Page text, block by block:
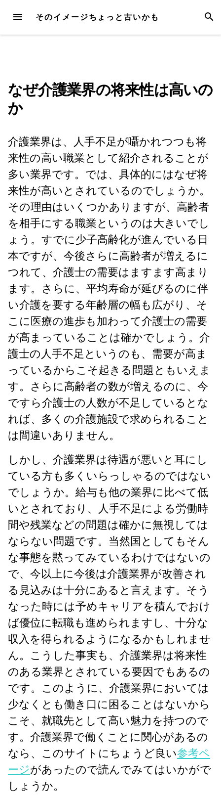
content
MENU そのイメージちょっと古いかも
なぜ介護業界の将来性は高いの
か
介護業界は、人手不足が囁かれつつも将
来性の高い職業として紹介されることが
多い業界です。では、具体的にはなぜ将
来性が高いとされているのでしょうか。
その理由はいくつかありますが、高齢者
を相手にする職業というのは大きいでし
ょう。すでに少子高齢化が進んでいる日
本ですが、今後さらに高齢者が増えるに
つれて、介護士の需要はますます高まり
ます。さらに、平均寿命が延びるのに伴
い介護を要する年齢層の幅も広がり、そ
こに医療の進歩も加わって介護士の需要
が高まっていることは確かでしょう。介
護士の人手不足というのも、需要が高ま
っているからこそ起きる問題ともいえま
す。さらに高齢者の数が増えるのに、今
ですら介護士の人数が不足しているとな
れば、多くの介護施設で求められること
は間違いありません。
しかし、介護業界は待遇が悪いと耳にし
ている方も多くいらっしゃるのではない
でしょうか。給与も他の業界に比べて低
いとされており、人手不足による労働時
間や残業などの問題は確かに無視しては
ならない問題です。当然国としてもそん
な事態を黙ってみているわけではないの
で、今以上に今後は介護業界が改善され
る見込みは十分にあると言えます。そう
なった時には予めキャリアを積んでおけ
ば優位に転職も進められますし、十分な
収入を得られるようになるかもしれませ
ん。こうした事実も、介護業界は将来性
のある業界とされている要因でもあるの
です。このように、介護業界においては
少なくとも働き口に困ることはないから
こそ、就職先として高い魅力を持つので
す。介護業界で働くことに関心があるの
なら、このサイトにちょうど良い参考ペ
ージがあったので読んでみてはいかがで
しょうか。